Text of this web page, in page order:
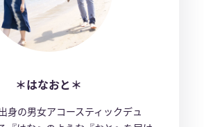
＊はなおと＊
身の男女アコースティックデュ